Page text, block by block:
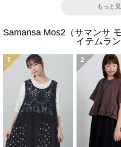
もっと
Samansa Mos2（サマンサ
イテムラ
1 2